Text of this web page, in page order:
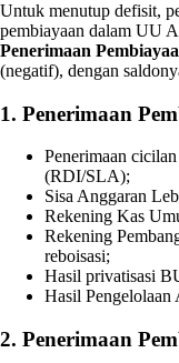
Untuk menutup defisit,
pembiayaan dalam UU
Penerimaan
(negatif), dengan
1. Penerimaan
Penerimaan
(RDI/SLA);
Sisa Anggaran
Rekening Kas
Rekening
reboisasi;
Hasil privatisasi
Hasil Pengelolaan
2. Penerimaan